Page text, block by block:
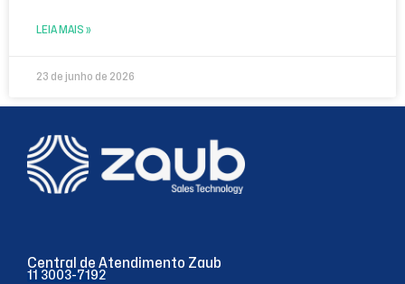
LEIA MAIS »
23 de junho de 2026
Central de Atendimento Zaub
11 3003-7192